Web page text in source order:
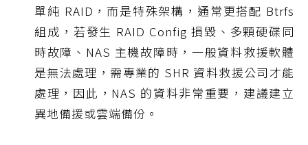
單純 RAID，而是特殊架構，通常更搭配 Btrfs
組成，若發生 RAID Config 損毀、多顆硬碟同
時故障、NAS 主機故障時，一般資料救援軟體
是無法處理，需專業的 SHR 資料救援公司才能
處理，因此，NAS 的資料非常重要，建議建立
異地備援或雲端備份。